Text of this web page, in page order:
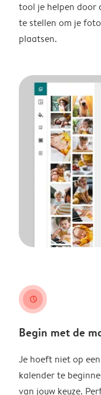
tool je helpen door
te stellen om je
plaatsen.
clock
Begin met de
Je hoeft niet op
kalender te
van jouw keuze.